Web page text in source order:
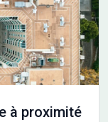
Ascenseur -
Local vélos -
à proximité